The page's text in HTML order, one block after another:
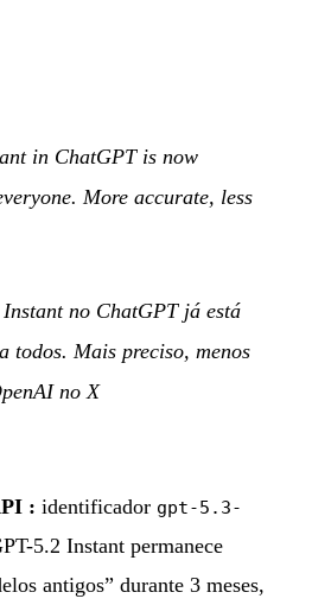
in ChatGPT is now
More accurate, less
no ChatGPT já está
todos. Mais preciso, menos
no X
: identificador gpt-5.3-
5.2 Instant permanece
antigos” durante 3 meses,